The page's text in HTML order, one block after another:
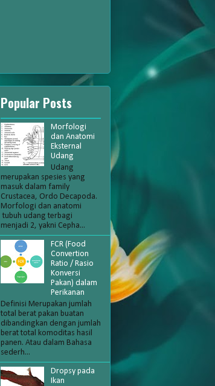
Popular Posts
Morfologi
dan Anatomi
Eksternal
Udang
Udang
merupakan spesies yang
masuk dalam family
Crustacea, Ordo Decapoda.
Morfologi dan anatomi
tubuh udang terbagi
menjadi 2, yakni Cepha...
FCR (Food
Convertion
Ratio / Rasio
Konversi
Pakan) dalam
Perikanan
Definisi Merupakan jumlah
total berat pakan buatan
dibandingkan dengan jumlah
berat total komoditas hasil
panen. Atau dalam Bahasa
sederh...
Dropsy pada
Ikan